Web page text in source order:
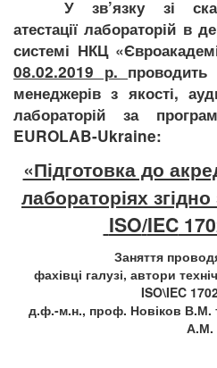
У зв’язку зі
атестації лабораторій в
системі НКЦ
08.02.2019 р. проводить
менеджерів з якості,
лабораторій за
EUROLAB-Ukraine:
«Підготовка до
лабораторіях
ISO/IEC
Заняття
фахівці галузі, автори
ISO\IEC
д.ф.-м.н., проф. Новіков В.М.
А.М.